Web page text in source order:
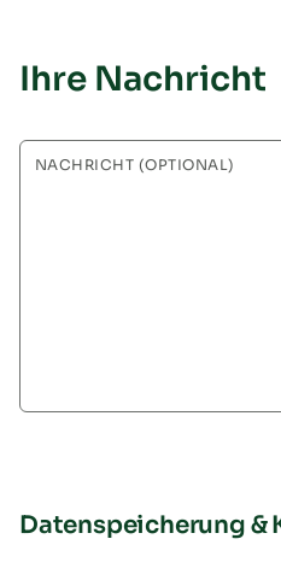
Ihre Nachricht
NACHRICHT (OPTIONAL)
Datenspeicherung &